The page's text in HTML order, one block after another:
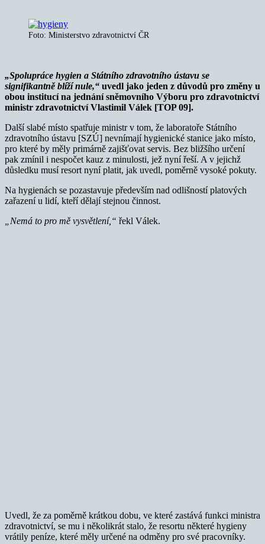
Foto: Ministerstvo zdravotnictví ČR
„Spolupráce hygien a Státního zdravotního ústavu se
signifikantně blíží nule,“ uvedl jako jeden z důvodů pro změny u
obou institucí na jednání sněmovního Výboru pro zdravotnictví
ministr zdravotnictví Vlastimil Válek [TOP 09].
Další slabé místo spatřuje ministr v tom, že laboratoře Státního
zdravotního ústavu [SZÚ] nevnímají hygienické stanice jako místo,
pro které by měly primárně zajišťovat servis. Bez bližšího určení
pak zmínil i nespočet kauz z minulosti, jež nyní řeší. A v jejichž
důsledku musí resort nyní platit, jak uvedl, poměrně vysoké pokuty.
Na hygienách se pozastavuje především nad odlišností platových
zařazení u lidí, kteří dělají stejnou činnost.
„Nemá to pro mě vysvětlení,“ řekl Válek.
Uvedl, že za poměrně krátkou dobu, ve které zastává funkci ministra
zdravotnictví, se mu i několikrát stalo, že resortu některé hygieny
vrátily peníze, které měly určené na odměny pro své pracovníky.